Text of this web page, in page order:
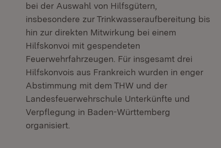
bei der Auswahl von Hilfsgütern,
insbesondere zur Trinkwasseraufbereitung bis
hin zur direkten Mitwirkung bei einem
Hilfskonvoi mit gespendeten
Feuerwehrfahrzeugen. Für insgesamt drei
Hilfskonvois aus Frankreich wurden in enger
Abstimmung mit dem THW und der
Landesfeuerwehrschule Unterkünfte und
Verpflegung in Baden-Württemberg
organisiert.